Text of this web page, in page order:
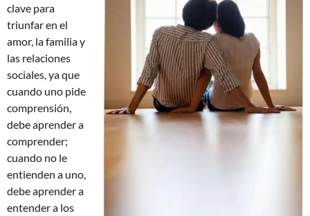
clave para
triunfar en el
amor, la familia y
las relaciones
sociales, ya que
cuando uno pide
comprensión,
debe aprender a
comprender;
cuando no le
entienden a uno,
debe aprender a
entender a los